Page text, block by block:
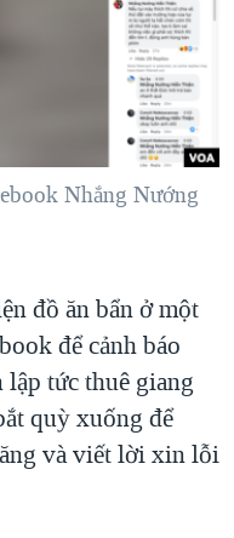
THẮNG CUỘC'
NAM
VIỆT NAM
HẢI SÂM
Nhắng Nướng
đồ ăn bẩn ở một
để cảnh báo
tức thuê giang
quỳ xuống để
và viết lời xin lỗi